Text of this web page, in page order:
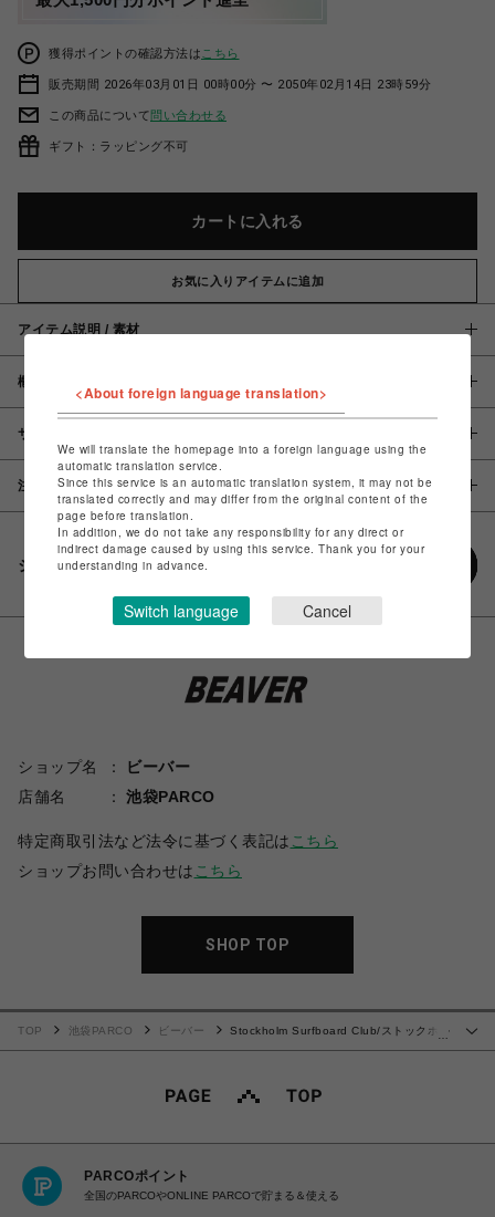
獲得ポイントの確認方法は こちら
販売期間 2026年03月01日 00時00分 〜 2050年02月14日 23時59分
この商品について問い合わせる
ギフト：ラッピング不可
カートに入れる
お気に入りアイテムに追加
アイテム説明 / 素材
概要
サイズ
注意事項
シェアする
ショップ名
ビーバー
店舗名
池袋PARCO
特定商取引法など法令に基づく表記は こちら
ショップお問い合わせは こちら
SHOP TOP
TOP 池袋PARCO ビーバー
Stockholm Surfboard Club/ストックホル
PARCOポイント
全国のPARCOやONLINE PARCOで貯まる＆使える
<About foreign language translation>
We will translate the homepage into a foreign language using the
automatic translation service.
Since this service is an automatic translation system, it may not be
translated correctly and may differ from the original content of the
page before translation.
In addition, we do not take any responsibility for any direct or
indirect damage caused by using this service. Thank you for your
understanding in advance.
Switch language Cancel